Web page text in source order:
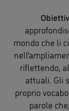
mondo che li
riflettendo,
attuali. Gli
proprio
parole